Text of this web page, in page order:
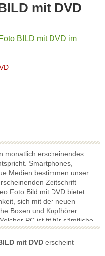
mit DVD
BILD mit DVD im
monatlich erscheinendes
Smartphones,
Medien bestimmen unser
Zeitschrift
Foto Bild mit DVD bietet
sich mit der neuen
Boxen und Kopfhörer
PC ist fit für sämtliche
verspricht den größten
Verhältnis? Audio Video
Antwort und präsentiert zu
mit DVD erscheint